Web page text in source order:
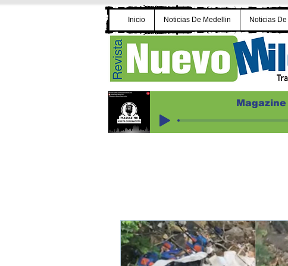
Inicio Noticias De Medellin Noticias